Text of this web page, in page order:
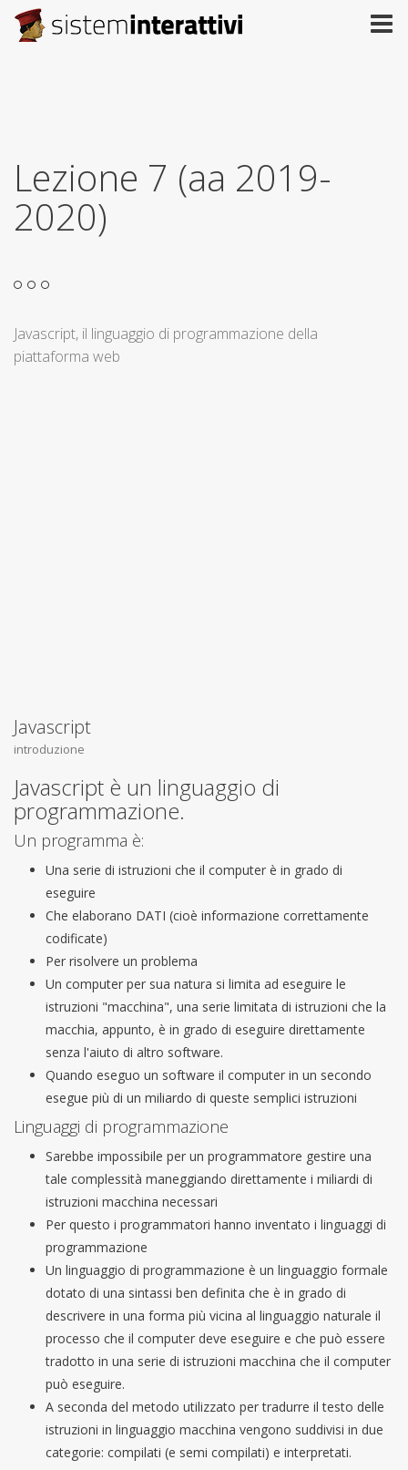
Lezione 7 (aa 2019-
2020)
Javascript, il linguaggio di programmazione della
piattaforma web
Javascript
introduzione
Javascript è un linguaggio di
programmazione.
Un programma è:
Una serie di istruzioni che il computer è in grado di
eseguire
Che elaborano DATI (cioè informazione correttamente
codificate)
Per risolvere un problema
Un computer per sua natura si limita ad eseguire le
istruzioni "macchina", una serie limitata di istruzioni che la
macchia, appunto, è in grado di eseguire direttamente
senza l'aiuto di altro software.
Quando eseguo un software il computer in un secondo
esegue più di un miliardo di queste semplici istruzioni
Linguaggi di programmazione
Sarebbe impossibile per un programmatore gestire una
tale complessità maneggiando direttamente i miliardi di
istruzioni macchina necessari
Per questo i programmatori hanno inventato i linguaggi di
programmazione
Un linguaggio di programmazione è un linguaggio formale
dotato di una sintassi ben definita che è in grado di
descrivere in una forma più vicina al linguaggio naturale il
processo che il computer deve eseguire e che può essere
tradotto in una serie di istruzioni macchina che il computer
può eseguire.
A seconda del metodo utilizzato per tradurre il testo delle
istruzioni in linguaggio macchina vengono suddivisi in due
categorie: compilati (e semi compilati) e interpretati.